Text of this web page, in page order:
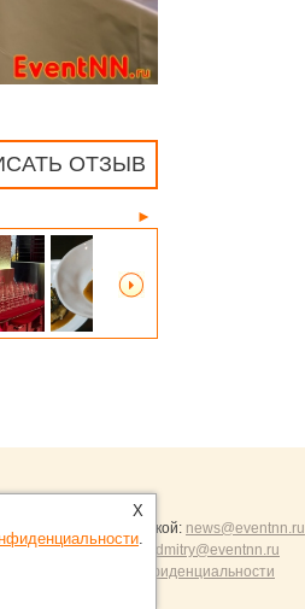
ОТЗЫВ
►
и разумной критикой: news@eventnn.ru
информации на сайт: dmitry@eventnn.ru
и политика конфиденциальности
X
.